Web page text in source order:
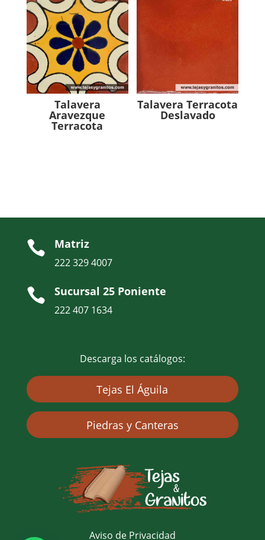
Talavera
Aravezque
Terracota
Talavera Terracota
Deslavado
 Matriz
222 329 4007
 Sucursal 25 Poniente
222 407 1634
Descarga los catálogos:
Tejas El Águila
Piedras y Canteras
Aviso de Privacidad